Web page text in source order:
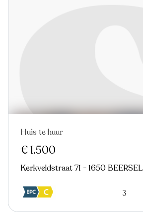
Nieuw
Huis te huur
€ 1.500
Kerkveldstraat 71 - 1650 BEERSEL
3